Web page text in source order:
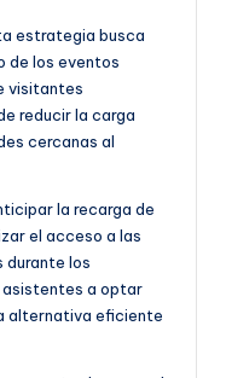
estrategia busca
de los eventos
visitantes
reducir la carga
cercanas al
la recarga de
el acceso a las
los
asistentes a optar
alternativa eficiente